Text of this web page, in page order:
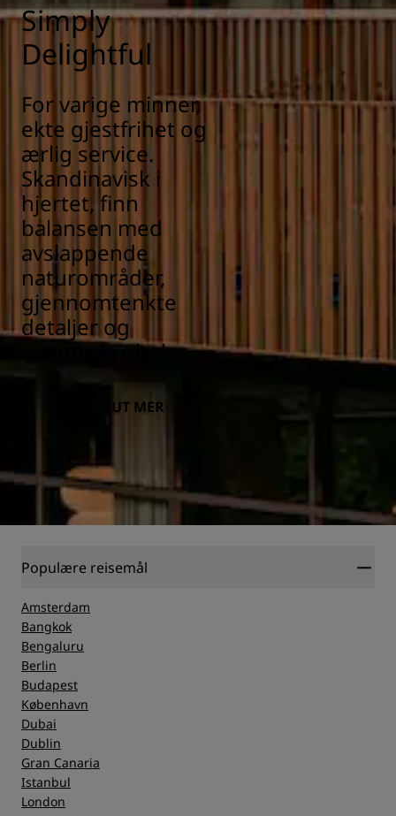
Simply
Delightful
For varige minner,
ekte gjestfrihet og
ærlig service.
Skandinavisk i
hjertet, finn
balansen med
avslappende
naturområder,
gjennomtenkte
detaljer og
uventede gleder.
FINN UT MER
Populære reisemål
Amsterdam
Bangkok
Bengaluru
Berlin
Budapest
København
Dubai
Dublin
Gran Canaria
Istanbul
London